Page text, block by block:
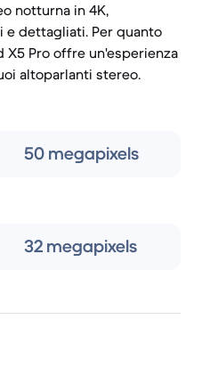
notturna in 4K,
dettagliati. Per quanto
X5 Pro offre un'esperienza
altoparlanti stereo.
50 megapixels
32 megapixels